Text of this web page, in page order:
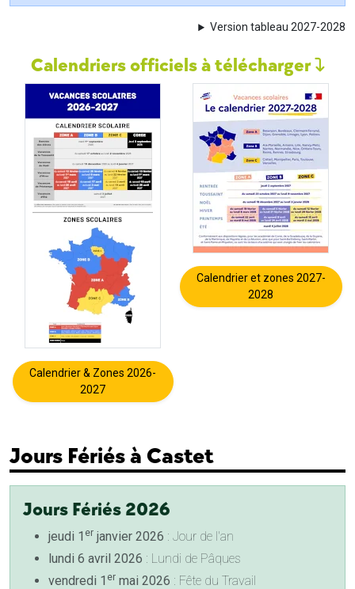
Version tableau 2027-2028
Calendriers officiels à télécharger
Calendrier & Zones 2026-
2027
Calendrier et zones 2027-
2028
Jours Fériés à Castet
Jours Fériés 2026
jeudi 1 er janvier 2026 : Jour de l'an
lundi 6 avril 2026 : Lundi de Pâques
vendredi 1 er mai 2026 : Fête du Travail